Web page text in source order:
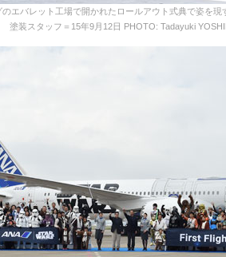
エバレット工場で開かれたロールアウト式典で姿を
塗装スタッフ＝15年9月12日 PHOTO: Tadayuki